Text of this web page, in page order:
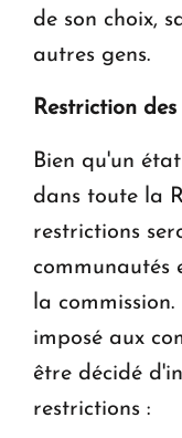
de son choix,
autres gens.
Restriction
Bien qu'un
dans toute la
restrictions
communautés
la
imposé aux
être décidé
restrictions :